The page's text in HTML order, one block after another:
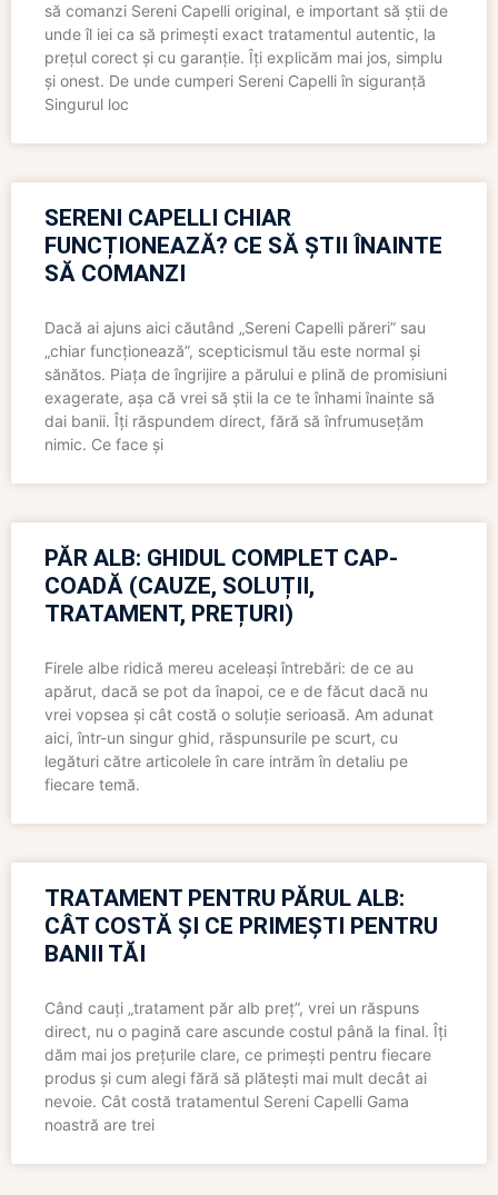
să comanzi Sereni Capelli original, e important să știi de
unde îl iei ca să primești exact tratamentul autentic, la
prețul corect și cu garanție. Îți explicăm mai jos, simplu
și onest. De unde cumperi Sereni Capelli în siguranță
Singurul loc
SERENI CAPELLI CHIAR
FUNCȚIONEAZĂ? CE SĂ ȘTII ÎNAINTE
SĂ COMANZI
Dacă ai ajuns aici căutând „Sereni Capelli păreri” sau
„chiar funcționează”, scepticismul tău este normal și
sănătos. Piața de îngrijire a părului e plină de promisiuni
exagerate, așa că vrei să știi la ce te înhami înainte să
dai banii. Îți răspundem direct, fără să înfrumusețăm
nimic. Ce face și
PĂR ALB: GHIDUL COMPLET CAP-
COADĂ (CAUZE, SOLUȚII,
TRATAMENT, PREȚURI)
Firele albe ridică mereu aceleași întrebări: de ce au
apărut, dacă se pot da înapoi, ce e de făcut dacă nu
vrei vopsea și cât costă o soluție serioasă. Am adunat
aici, într-un singur ghid, răspunsurile pe scurt, cu
legături către articolele în care intrăm în detaliu pe
fiecare temă.
TRATAMENT PENTRU PĂRUL ALB:
CÂT COSTĂ ȘI CE PRIMEȘTI PENTRU
BANII TĂI
Când cauți „tratament păr alb preț”, vrei un răspuns
direct, nu o pagină care ascunde costul până la final. Îți
dăm mai jos prețurile clare, ce primești pentru fiecare
produs și cum alegi fără să plătești mai mult decât ai
nevoie. Cât costă tratamentul Sereni Capelli Gama
noastră are trei